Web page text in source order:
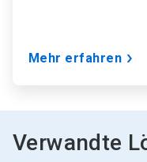
Mehr erfahren
Verwandte